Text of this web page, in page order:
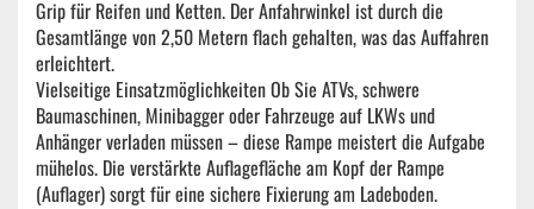
Grip für Reifen und Ketten. Der Anfahrwinkel ist durch die
Gesamtlänge von 2,50 Metern flach gehalten, was das Auffahren
erleichtert.
Vielseitige Einsatzmöglichkeiten Ob Sie ATVs, schwere
Baumaschinen, Minibagger oder Fahrzeuge auf LKWs und
Anhänger verladen müssen – diese Rampe meistert die Aufgabe
mühelos. Die verstärkte Auflagefläche am Kopf der Rampe
(Auflager) sorgt für eine sichere Fixierung am Ladeboden.